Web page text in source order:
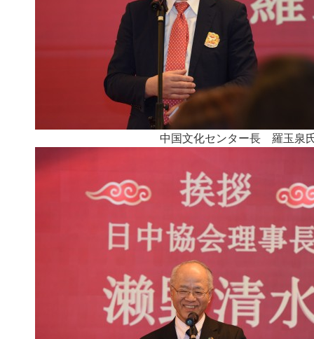
中国文化センター長 羅玉泉